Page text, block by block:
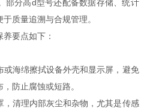
部分高d型号还配备数据存储、统计
质量追溯与合规管理。
养要点如下：
海绵擦拭设备外壳和显示屏，避免
防止腐蚀或短路。
清理内部灰尘和杂物，尤其是传感